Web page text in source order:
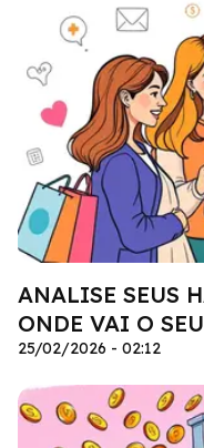
ANALISE SEUS
ONDE VAI O
25/02/2026 - 02:12